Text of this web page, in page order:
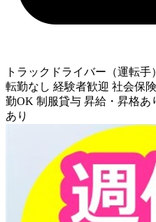
トラックドライバー（運転手）
転勤なし 経験者歓迎 社会保
勤OK 制服貸与 昇給・昇格あ
あり